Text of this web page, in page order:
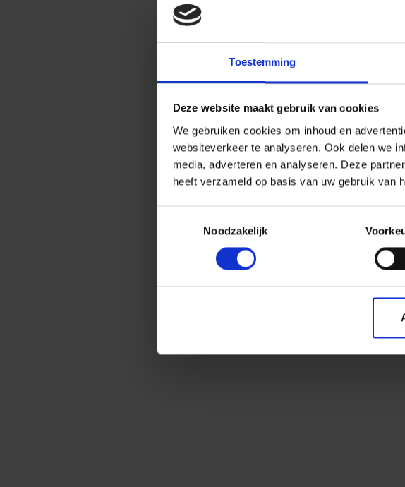
Toestemming
Deze website maakt gebruik van cookies
We gebruiken cookies om inhoud en
websiteverkeer te analyseren. Ook delen we
media, adverteren en analyseren. Deze
heeft verzameld op basis van uw gebruik van
Noodzakelijk